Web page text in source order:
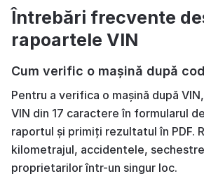
Întrebări frecvente
rapoartele VIN
Cum verific o mașină după
Pentru a verifica o mașină după
VIN din 17 caractere în formularul
raportul și primiți rezultatul în PDF.
kilometrajul, accidentele,
proprietarilor într-un singur loc.